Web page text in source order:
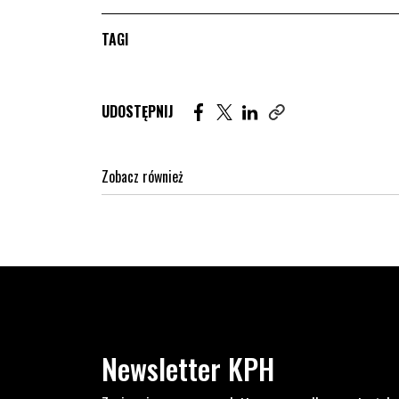
TAGI
UDOSTĘPNIJ Udostępnij artykuł na Facebook.
Udostępnij artykuł na
Udostępnij artykuł na
Zobacz również
Newsletter KPH